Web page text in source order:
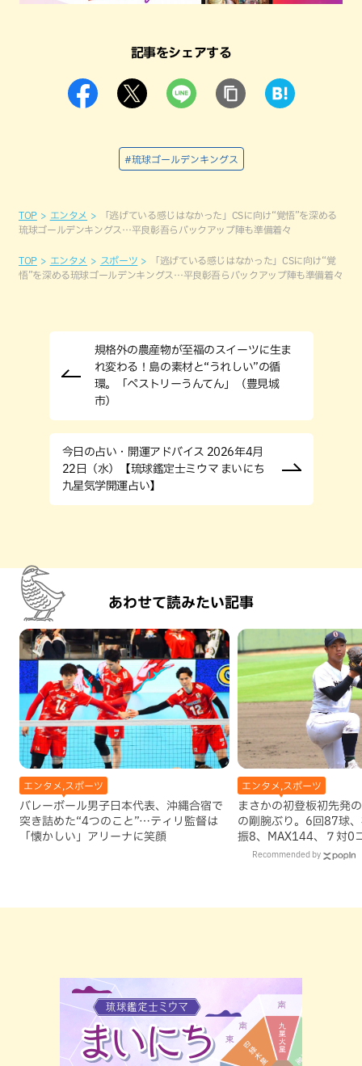
記事をシェアする
#琉球ゴールデンキングス
TOP エンタメ
「逃げている感じはなかった」CSに向け“覚悟”を深める
琉球ゴールデンキングス…平良彰吾らバックアップ陣も準備着々
TOP エンタメ スポーツ
「逃げている感じはなかった」CSに向け“覚
悟”を深める琉球ゴールデンキングス…平良彰吾らバックアップ陣も準備着々
規格外の農産物が至福のスイーツに生ま
れ変わる！島の素材と“うれしい”の循
環。「ペストリーうんてん」（豊見城
市）
今日の占い・開運アドバイス 2026年4月
22日（水）【琉球鑑定士ミウマ まいにち
九星気学開運占い】
あわせて読みたい記事
エンタメ,スポーツ
バレーボール男子日本代表、沖縄合宿で
突き詰めた“4つのこと”…ティリ監督は
「懐かしい」アリーナに笑顔
エンタメ,スポーツ
まさかの初登板初先発
の剛腕ぶり。6回87球
振8、MAX144、７対0
学決勝進出
Recommended by